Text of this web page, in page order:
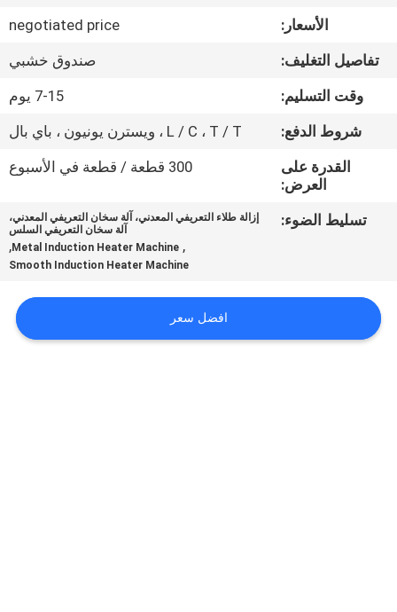
الجودة
اتصل
اقتباس
الموقع
الأسعار:
negotiated price
تفاصيل التغليف:
صندوق خشبي
وقت التسليم:
7-15 يوم
شروط الدفع:
L / C ، T / T ، ويسترن يونيون ، باي بال
القدرة على
العرض:
300 قطعة / قطعة في الأسبوع
تسليط الضوء:
إزالة طلاء التعريفي المعدني، آلة سخان التعريفي المعدني،
آلة سخان التعريفي السلس
,
Metal Induction Heater Machine
,
Smooth Induction Heater Machine
افضل سعر